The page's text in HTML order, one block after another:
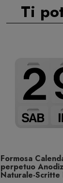
Ti
Formosa
perpetuo
Naturale-Scritte